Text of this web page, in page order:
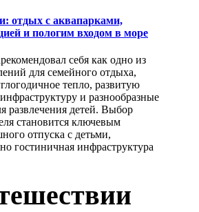
отдых с аквапарками,
и пологим входом в море
себя как одно из
для семейного отдыха,
тепло, развитую
и разнообразные
развлечения детей. Выбор
становится ключевым
отпуска с детьми,
гостиничная инфраструктура